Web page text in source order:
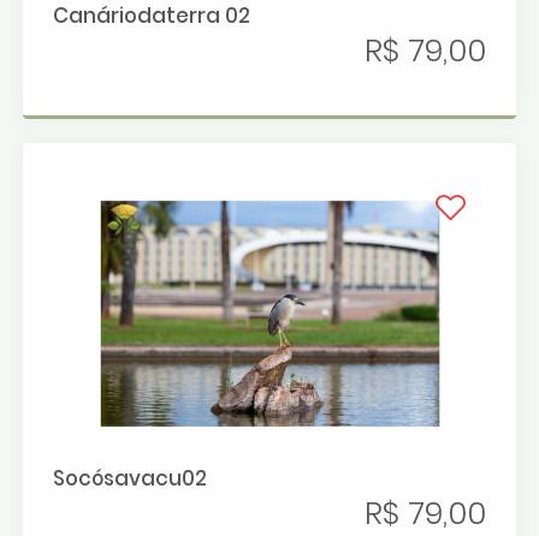
Canáriodaterra 02
R$ 79,00
Socósavacu02
R$ 79,00